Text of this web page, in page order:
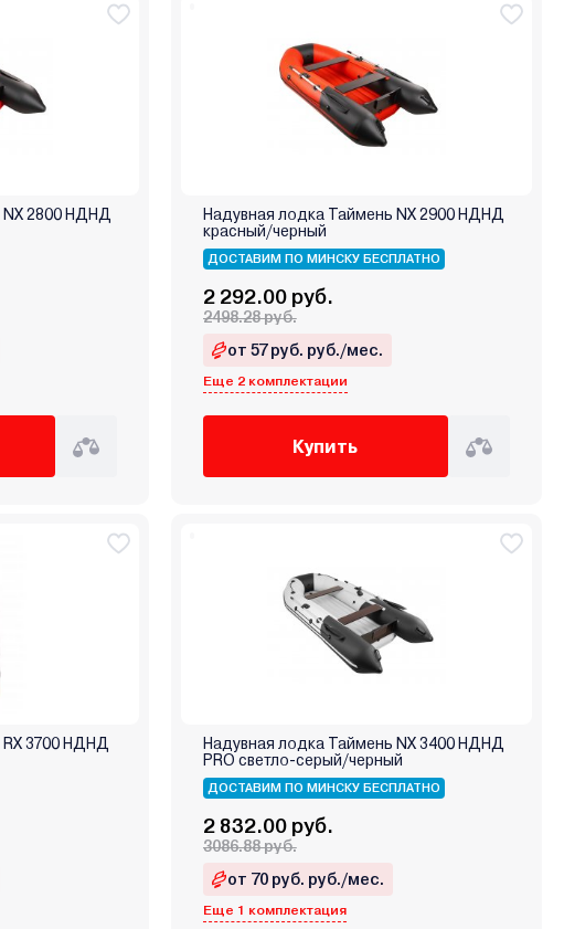
NX 2800 НДНД
Надувная лодка Таймень NX 2900 НДНД
красный/черный
ДОСТАВИМ ПО МИНСКУ БЕСПЛАТНО
2 292.00 руб.
2498.28 руб.
от 57 руб. руб./мес.
Еще 2 комплектации
Купить
RX 3700 НДНД
Надувная лодка Таймень NX 3400 НДНД
PRO светло-серый/черный
ДОСТАВИМ ПО МИНСКУ БЕСПЛАТНО
2 832.00 руб.
3086.88 руб.
от 70 руб. руб./мес.
Еще 1 комплектация